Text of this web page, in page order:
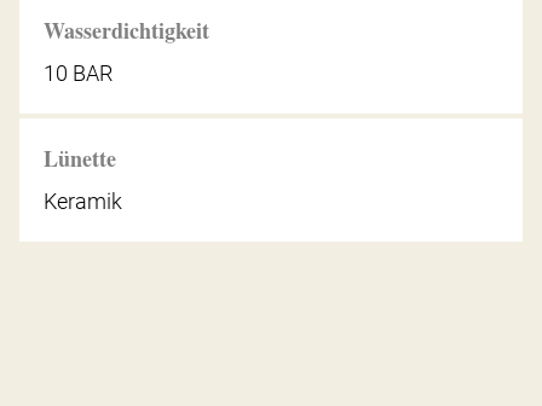
Wasserdichtigkeit
10 BAR
Lünette
Keramik